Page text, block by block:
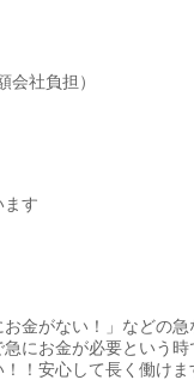
社負担）
す
金がない！」などの
にお金が必要という時
！安心して長く働けま